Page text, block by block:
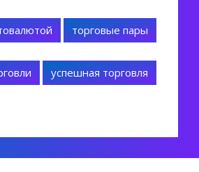
торговые пары
успешная торговля